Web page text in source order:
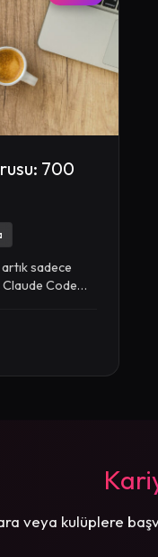
700
sadece
Claude Code
veya kulüplere